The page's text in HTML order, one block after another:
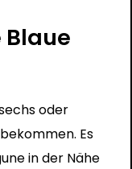
oder
Es
in der Nähe